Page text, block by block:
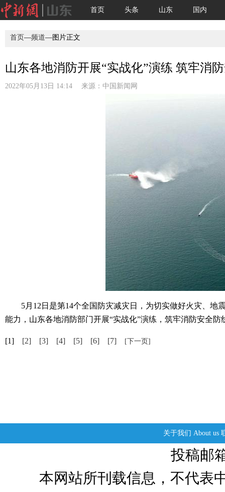
首页 头条 山东 国内
首页—频道—图片正文
山东各地消防开展“实战化”演练 筑牢消
2022年05月13日 14:14 来源： 中国新闻网
5月12日是第14个全国防灾减灾日，为切实做好火灾、地
能力，山东各地消防部门开展“实战化”演练，筑牢消防安全
[1] [2] [3] [4] [5] [6] [7] [下一页]
关于我们 About us
投稿邮
本网站所刊载信息，不代表